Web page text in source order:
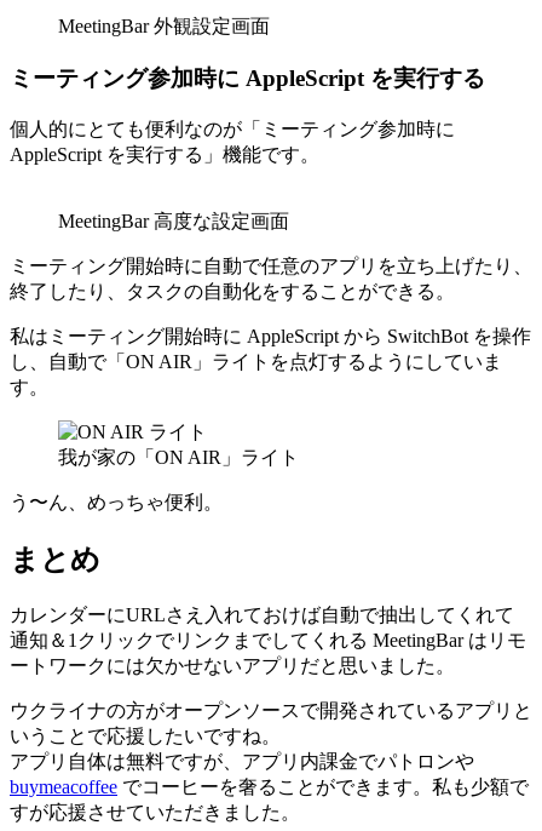
MeetingBar 外観設定画面
ミーティング参加時に AppleScript を実行する
個人的にとても便利なのが「ミーティング参加時に
AppleScript を実行する」機能です。
MeetingBar 高度な設定画面
ミーティング開始時に自動で任意のアプリを立ち上げたり、
終了したり、タスクの自動化をすることができる。
私はミーティング開始時に AppleScript から SwitchBot を操作
し、自動で「ON AIR」ライトを点灯するようにしていま
す。
我が家の「ON AIR」ライト
う〜ん、めっちゃ便利。
まとめ
カレンダーにURLさえ入れておけば自動で抽出してくれて
通知＆1クリックでリンクまでしてくれる MeetingBar はリモ
ートワークには欠かせないアプリだと思いました。
ウクライナの方がオープンソースで開発されているアプリと
いうことで応援したいですね。
アプリ自体は無料ですが、アプリ内課金でパトロンや
buymeacoffee でコーヒーを奢ることができます。私も少額で
すが応援させていただきました。